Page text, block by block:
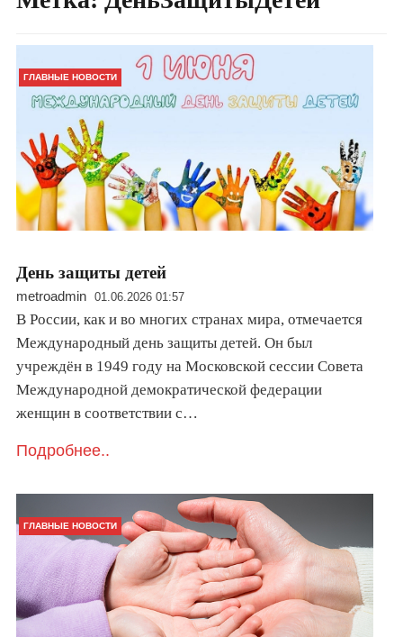
ГЛАВНЫЕ НОВОСТИ
День защиты детей
metroadmin 01.06.2026 01:57
В России, как и во многих странах мира, отмечается
Международный день защиты детей. Он был
учреждён в 1949 году на Московской сессии Совета
Международной демократической федерации
женщин в соответствии с…
Подробнее..
ГЛАВНЫЕ НОВОСТИ